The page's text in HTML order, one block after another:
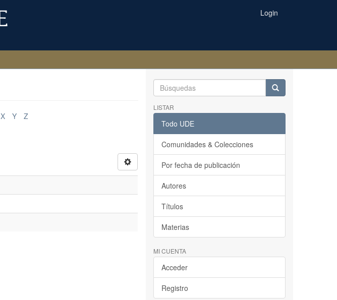
Login
X Y Z
LISTAR
Todo UDE
Comunidades & Colecciones
Por fecha de publicación
Autores
Títulos
Materias
MI CUENTA
Acceder
Registro